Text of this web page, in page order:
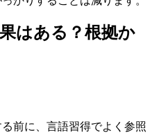
はある？根拠か
前に、言語習得でよく参照